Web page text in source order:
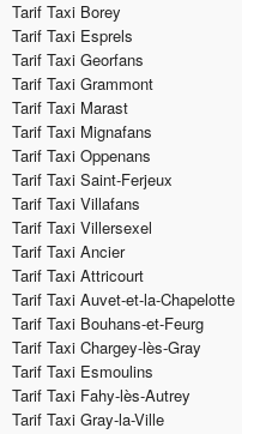
Tarif Taxi Borey
Tarif Taxi Esprels
Tarif Taxi Georfans
Tarif Taxi Grammont
Tarif Taxi Marast
Tarif Taxi Mignafans
Tarif Taxi Oppenans
Tarif Taxi Saint-Ferjeux
Tarif Taxi Villafans
Tarif Taxi Villersexel
Tarif Taxi Ancier
Tarif Taxi Attricourt
Tarif Taxi Auvet-et-la-Chapelotte
Tarif Taxi Bouhans-et-Feurg
Tarif Taxi Chargey-lès-Gray
Tarif Taxi Esmoulins
Tarif Taxi Fahy-lès-Autrey
Tarif Taxi Gray-la-Ville